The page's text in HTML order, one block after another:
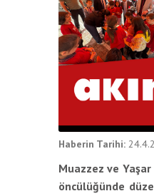
Haberin Tarihi:
Muazzez ve
öncülüğünde